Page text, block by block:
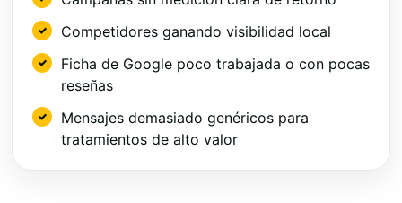
Competidores ganando visibilidad local
Ficha de Google poco trabajada o con pocas
reseñas
Mensajes demasiado genéricos para
tratamientos de alto valor